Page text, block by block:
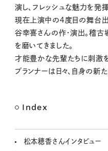
演し、フレッシュな魅力を発
現在上演中の４度目の舞台
谷幸喜さんの作・演出。稽古
を磨いてきました。
才能豊かな先輩たちに刺激
プランナーは日々、自身の新
Index
松本穂香さんインタビュー